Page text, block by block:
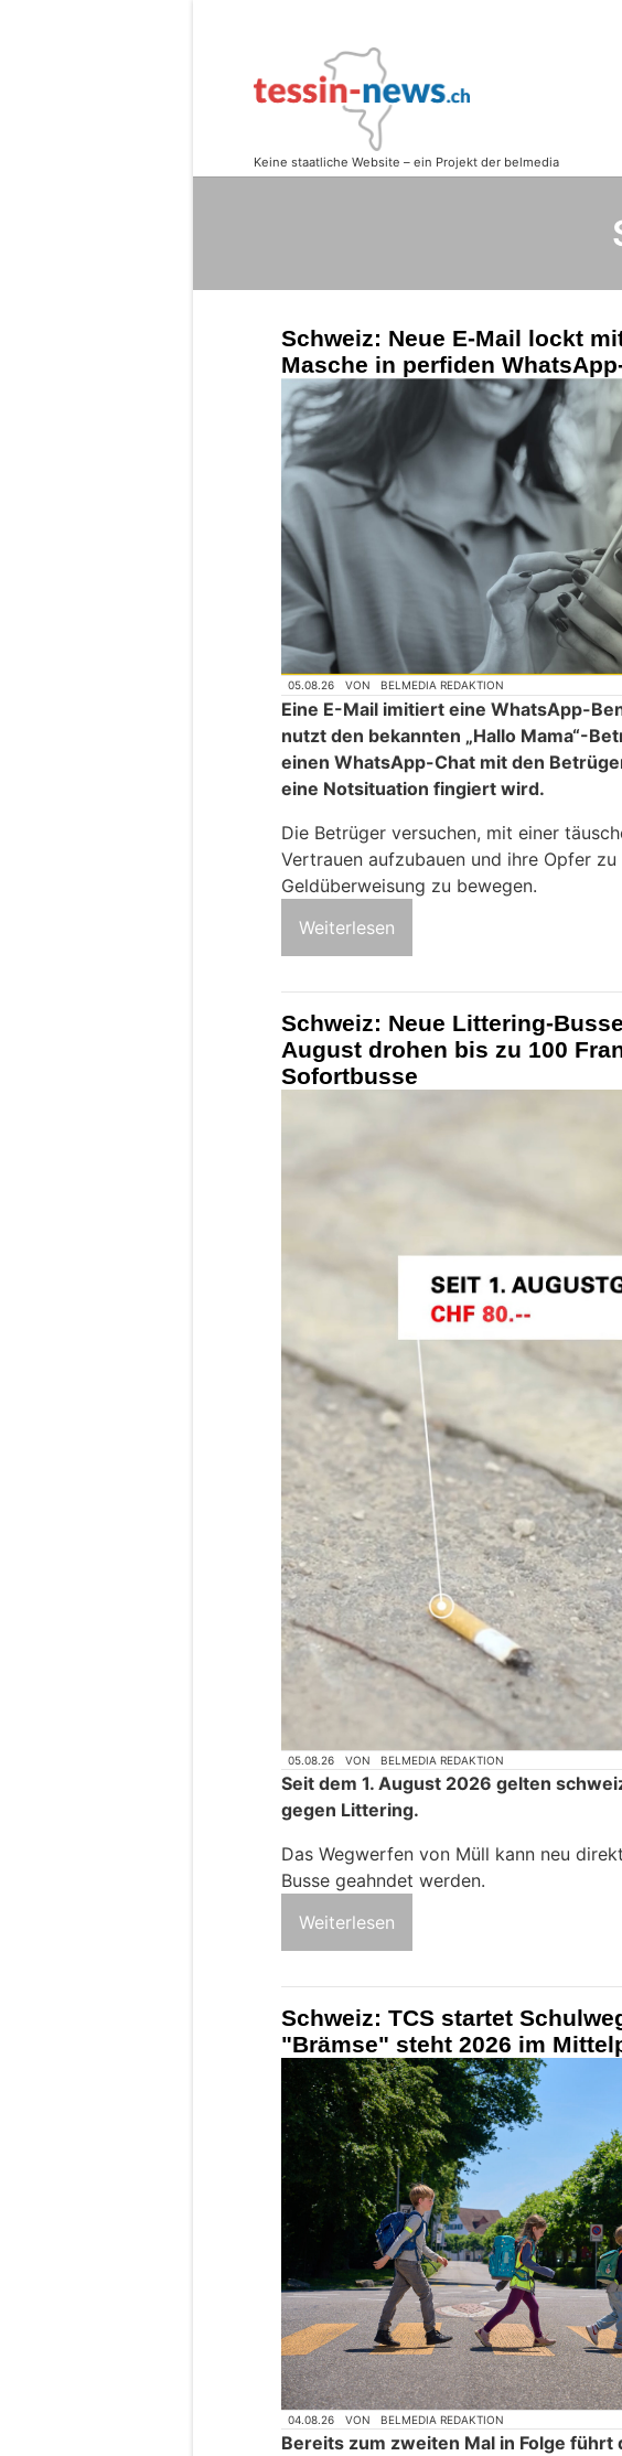
Schweiz: Neue E-Mail lockt
Masche in perfiden
05.08.26 VON BELMEDIA REDAKTION
Eine E-Mail imitiert eine WhatsApp-
nutzt den bekannten „Hallo Mama“-
einen WhatsApp-Chat mit den
eine Notsituation fingiert wird.
Die Betrüger versuchen, mit einer
Vertrauen aufzubauen und ihre Opfer zu
Geldüberweisung zu bewegen.
Weiterlesen
Schweiz: Neue Littering-
August drohen bis zu 100
Sofortbusse
05.08.26 VON BELMEDIA REDAKTION
Seit dem 1. August 2026 gelten
gegen Littering.
Das Wegwerfen von Müll kann neu
Busse geahndet werden.
Weiterlesen
Schweiz: TCS startet
"Brämse" steht 2026 im
04.08.26 VON BELMEDIA REDAKTION
Bereits zum zweiten Mal in Folge führt